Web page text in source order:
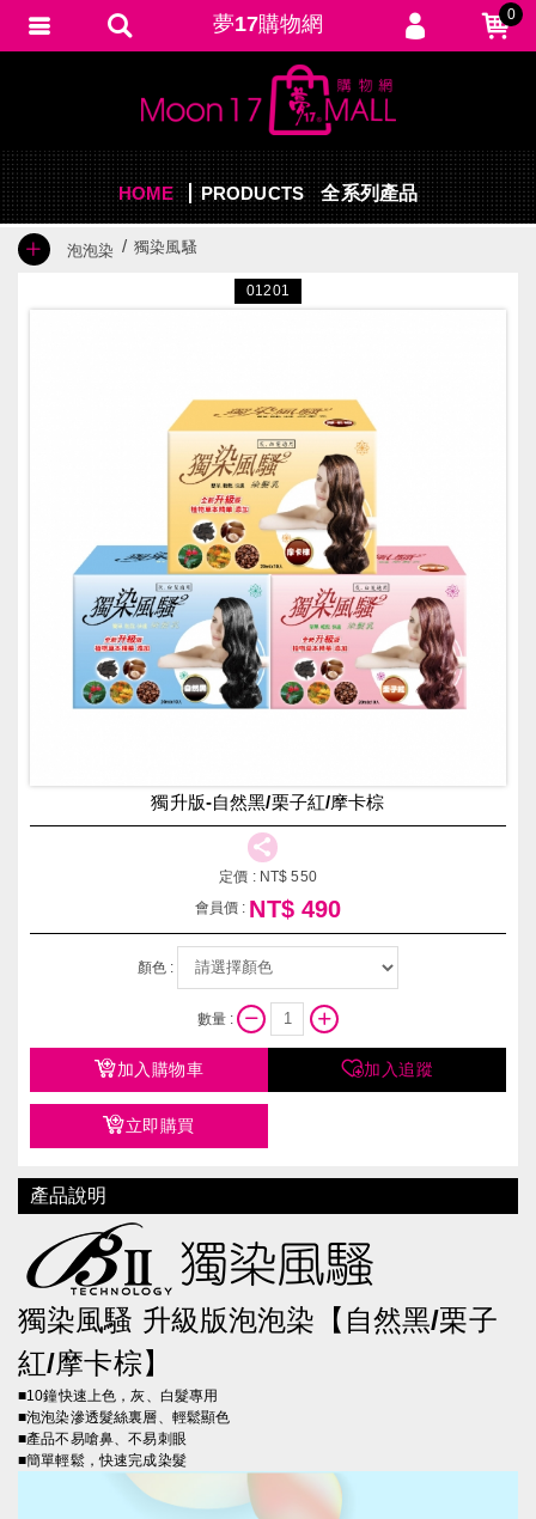
HOME PRODUCTS 全系列產品
泡泡染 獨染風騷
01201
獨升版-自然黑/栗子紅/摩卡棕
定價 : NT$ 550
會員價 : NT$ 490
顏色 :
數量 :
加入購物車 加入追蹤
立即購買
產品說明
獨染風騷 升級版泡泡染【自然黑/栗子
紅/摩卡棕】
■10鐘快速上色，灰、白髮專用
■泡泡染滲透髮絲裏層、輕鬆顯色
■產品不易嗆鼻、不易刺眼
■簡單輕鬆，快速完成染髮
夢17購物網 0
會員登入
會員註冊
忘記密碼
訂單查詢
填寫匯款通知
繁體中文